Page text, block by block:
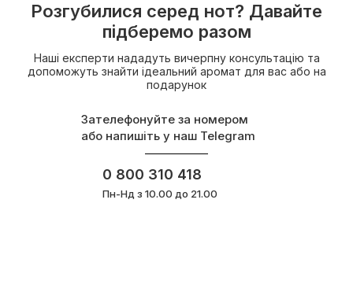
Розгубилися серед нот? Давайте
підберемо разом
Наші експерти нададуть вичерпну консультацію та
допоможуть знайти ідеальний аромат для вас або на
подарунок
Зателефонуйте за номером
або напишіть у наш Telegram
0 800 310 418
Пн-Нд з 10.00 до 21.00